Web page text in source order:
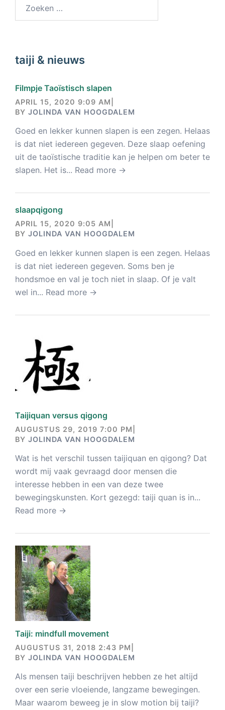
taiji & nieuws
Filmpje Taoïstisch slapen
APRIL 15, 2020 9:09 AM
BY JOLINDA VAN HOOGDALEM
Goed en lekker kunnen slapen is een zegen. Helaas
is dat niet iedereen gegeven. Deze slaap oefening
uit de taoïstische traditie kan je helpen om beter te
slapen. Het is... Read more →
slaapqigong
APRIL 15, 2020 9:05 AM
BY JOLINDA VAN HOOGDALEM
Goed en lekker kunnen slapen is een zegen. Helaas
is dat niet iedereen gegeven. Soms ben je
hondsmoe en val je toch niet in slaap. Of je valt
wel in... Read more →
Taijiquan versus qigong
AUGUSTUS 29, 2019 7:00 PM
BY JOLINDA VAN HOOGDALEM
Wat is het verschil tussen taijiquan en qigong? Dat
wordt mij vaak gevraagd door mensen die
interesse hebben in een van deze twee
bewegingskunsten. Kort gezegd: taiji quan is in...
Read more →
Taiji: mindfull movement
AUGUSTUS 31, 2018 2:43 PM
BY JOLINDA VAN HOOGDALEM
Als mensen taiji beschrijven hebben ze het altijd
over een serie vloeiende, langzame bewegingen.
Maar waarom beweeg je in slow motion bij taiji?